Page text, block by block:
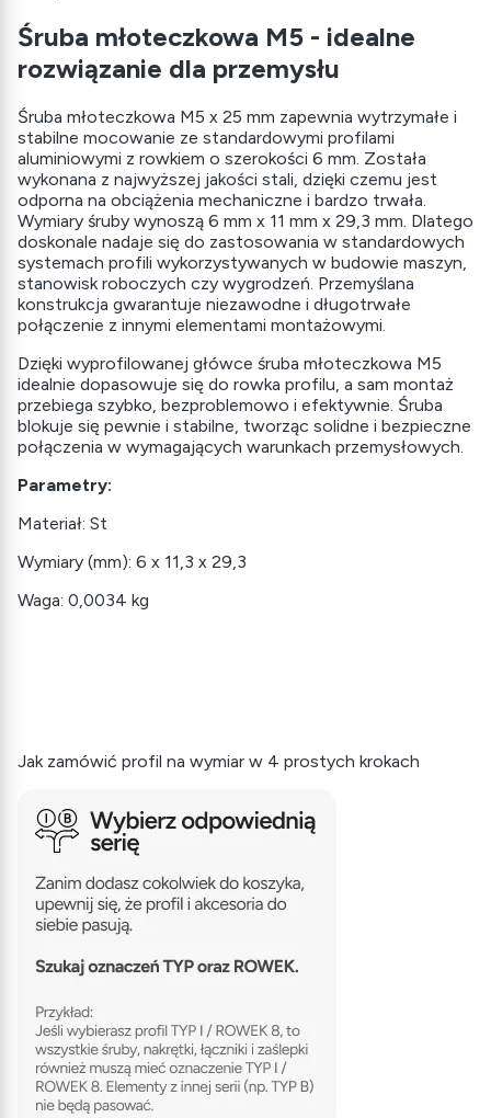
Śruba młoteczkowa M5 - idealne
rozwiązanie dla przemysłu
Śruba młoteczkowa M5 x 25 mm zapewnia wytrzymałe i
stabilne mocowanie ze standardowymi profilami
aluminiowymi z rowkiem o szerokości 6 mm. Została
wykonana z najwyższej jakości stali, dzięki czemu jest
odporna na obciążenia mechaniczne i bardzo trwała.
Wymiary śruby wynoszą 6 mm x 11 mm x 29,3 mm. Dlatego
doskonale nadaje się do zastosowania w standardowych
systemach profili wykorzystywanych w budowie maszyn,
stanowisk roboczych czy wygrodzeń. Przemyślana
konstrukcja gwarantuje niezawodne i długotrwałe
połączenie z innymi elementami montażowymi.
Dzięki wyprofilowanej główce śruba młoteczkowa M5
idealnie dopasowuje się do rowka profilu, a sam montaż
przebiega szybko, bezproblemowo i efektywnie. Śruba
blokuje się pewnie i stabilne, tworząc solidne i bezpieczne
połączenia w wymagających warunkach przemysłowych.
Parametry:
Materiał: St
Wymiary (mm): 6 x 11,3 x 29,3
Waga: 0,0034 kg
Jak zamówić profil na wymiar w 4 prostych krokach